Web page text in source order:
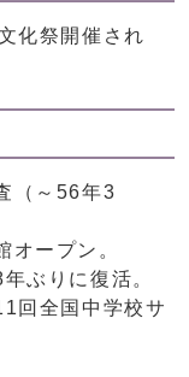
化祭開催され
（～56年3
ープン。
ぶりに復活。
回全国中学校サ